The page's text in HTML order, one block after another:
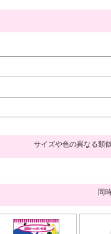
サイズや色の異なる類
同